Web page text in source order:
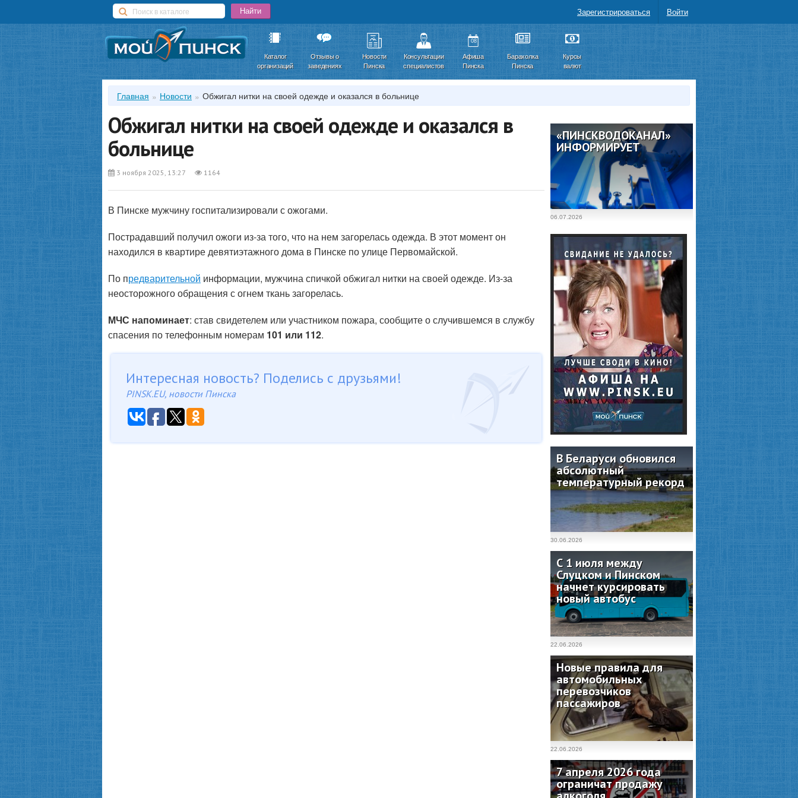
Зарегистрироваться Войти
Каталог
организаций
Отзывы о
заведениях
Новости
Пинска
Консультации
специалистов
08
Афиша
Пинска
Барахолка
Пинска
Курсы
валют
Главная Новости Обжигал нитки на своей одежде и оказался в больнице
Обжигал нитки на своей одежде и оказался в
больнице
3 ноября 2025, 13:27 1164
В Пинске мужчину госпитализировали с ожогами.
Пострадавший получил ожоги из-за того, что на нем загорелась одежда. В этот момент он
находился в квартире девятиэтажного дома в Пинске по улице Первомайской.
По предварительной информации, мужчина спичкой обжигал нитки на своей одежде. Из-за
неосторожного обращения с огнем ткань загорелась.
МЧС напоминает: став свидетелем или участником пожара, сообщите о случившемся в службу
спасения по телефонным номерам 101 или 112.
Интересная новость? Поделись с друзьями!
PINSK.EU, новости Пинска
«ПИНСКВОДОКАНАЛ»
ИНФОРМИРУЕТ
06.07.2026
В Беларуси обновился
абсолютный
температурный рекорд
30.06.2026
С 1 июля между
Слуцком и Пинском
начнет курсировать
новый автобус
22.06.2026
Новые правила для
автомобильных
перевозчиков
пассажиров
22.06.2026
7 апреля 2026 года
ограничат продажу